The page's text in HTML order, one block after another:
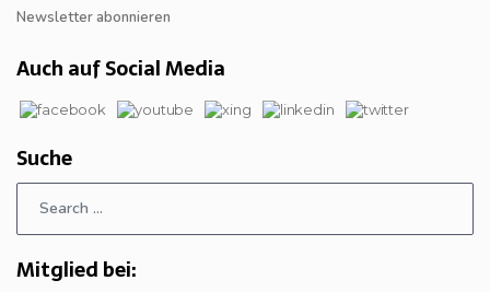
Newsletter abonnieren
Auch auf Social Media
Suche
Mitglied bei: